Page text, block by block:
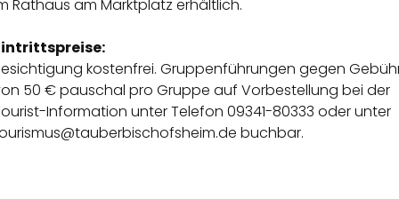
Rathaus am Marktplatz erhältlich.
kostenfrei. Gruppenführungen gegen
50 € pauschal pro Gruppe auf Vorbestellung bei der
Information unter Telefon 09341-80333 oder unter
buchbar.